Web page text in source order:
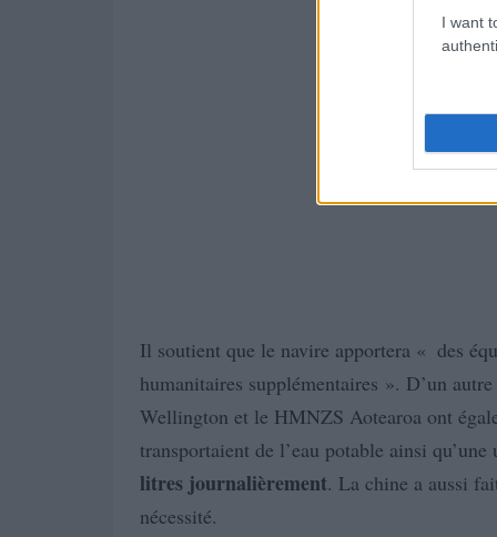
I want
Il soutient que le navire apportera « des
humanitaires supplémentaires ». D’un autre
Wellington et le HMNZS Aotearoa ont
transportaient de l’eau potable ainsi qu’une
litres journalièrement. La chine a aussi
nécessité.